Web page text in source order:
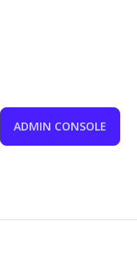
ADMIN CONSOLE